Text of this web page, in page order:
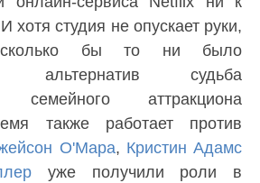
хотя студия не опускает руки,
сколько бы то ни было
альтернатив судьба
семейного аттракциона
также работает против
О'Мара, Кристин Адамс
уже получили роли в